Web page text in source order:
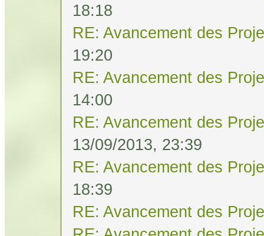
18:18
RE: Avancement des
19:20
RE: Avancement des
14:00
RE: Avancement des
13/09/2013, 23:39
RE: Avancement des
18:39
RE: Avancement des